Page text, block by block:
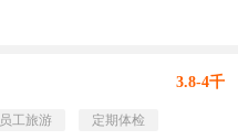
3.8-4千
员工旅游
定期体检